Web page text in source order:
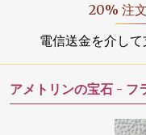
20% 注
電信送金を介し
アメトリンの宝石 - フ